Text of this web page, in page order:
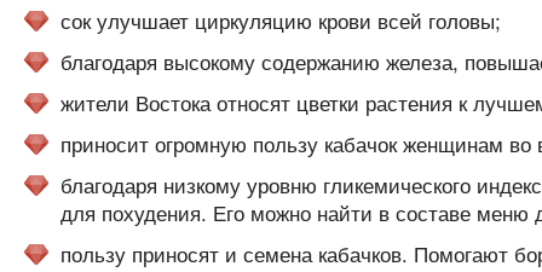
сок улучшает циркуляцию крови всей головы;
благодаря высокому содержанию железа,
жители Востока относят цветки растения к
приносит огромную пользу кабачок женщинам
благодаря низкому уровню гликемического
для похудения. Его можно найти в составе
пользу приносят и семена кабачков. Помогают